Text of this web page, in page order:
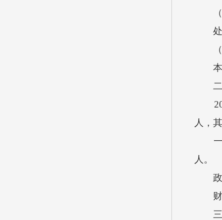
（
处理
（
本单
二
人，
一般
政府
财政
三